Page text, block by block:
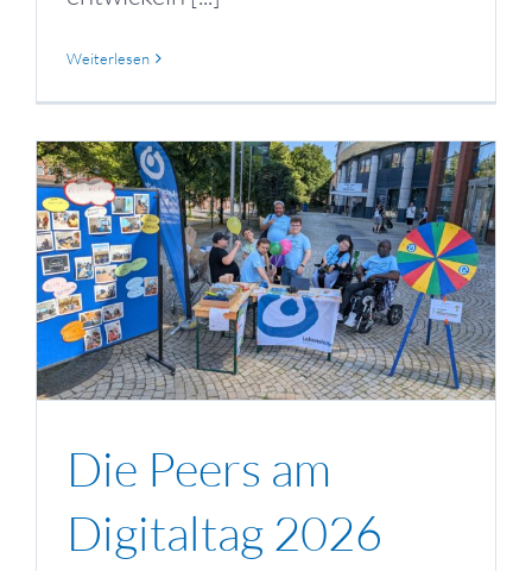
Weiterlesen
Die Peers am
Digitaltag 2026